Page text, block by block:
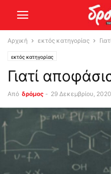
Αρχική εκτός κατηγορίας
εκτός κατηγορίας
Γιατί
Από δρόμος - 29 Δεκεμβρίου, 2020